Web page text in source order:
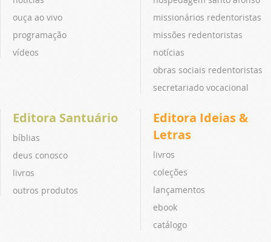
ouça ao vivo
programação
vídeos
missionários redentoristas
missões redentoristas
notícias
obras sociais redentoristas
secretariado vocacional
Editora Santuário
bíblias
deus conosco
livros
outros produtos
Editora Ideias &
Letras
livros
coleções
lançamentos
ebook
catálogo